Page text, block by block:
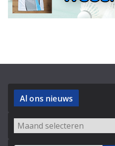
Al ons nieuws
Archieven